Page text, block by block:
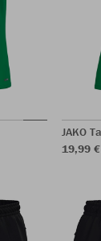
JAKO
19,99 €